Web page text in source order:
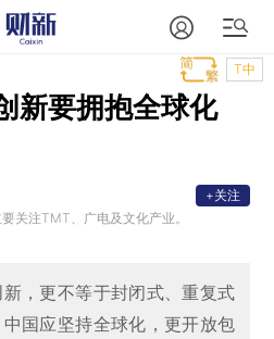
T中
新要拥抱全球化
关注TMT、广电及文化产业。
+关注
，更不等于封闭式、重复式
国应坚持全球化，更开放包